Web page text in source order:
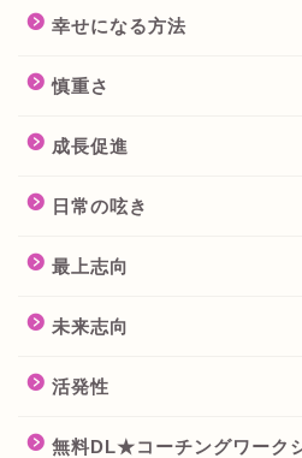
幸せになる方法
慎重さ
成長促進
日常の呟き
最上志向
未来志向
活発性
無料DL★コーチングワーク